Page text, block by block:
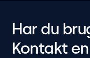
Har du
Kontakt